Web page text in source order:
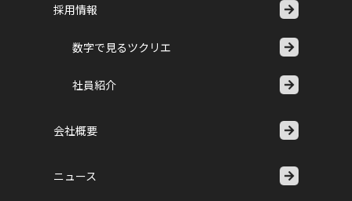
採用情報
数字で見るツクリエ
社員紹介
会社概要
ニュース